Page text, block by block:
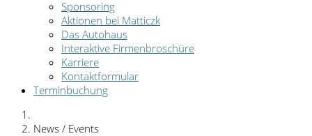
Sponsoring
Aktionen bei Matticzk
Das Autohaus
Interaktive Firmenbroschüre
Karriere
Kontaktformular
Terminbuchung
News / Events